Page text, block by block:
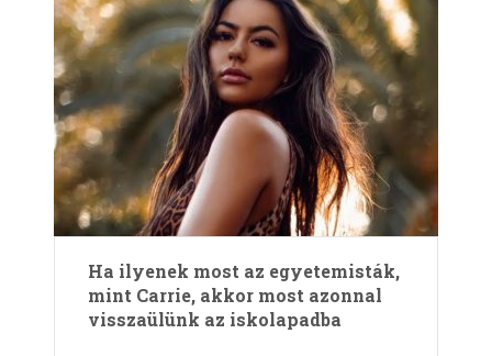
Ha ilyenek most az egyetemisták,
mint Carrie, akkor most azonnal
visszaülünk az iskolapadba